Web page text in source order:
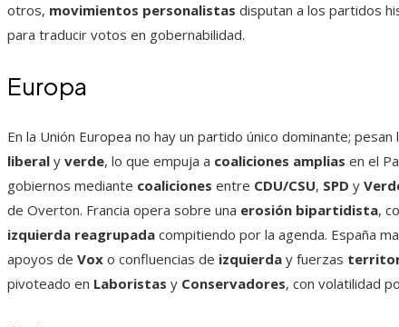
otros, movimientos personalistas disputan a los partidos
para traducir votos en gobernabilidad.
Europa
En la Unión Europea no hay un partido único dominante; pesan
liberal y verde, lo que empuja a coaliciones amplias en el
gobiernos mediante coaliciones entre CDU/CSU, SPD y
de Overton. Francia opera sobre una erosión bipartidista,
izquierda reagrupada compitiendo por la agenda. España
apoyos de Vox o confluencias de izquierda y fuerzas
pivoteado en Laboristas y Conservadores, con volatilidad